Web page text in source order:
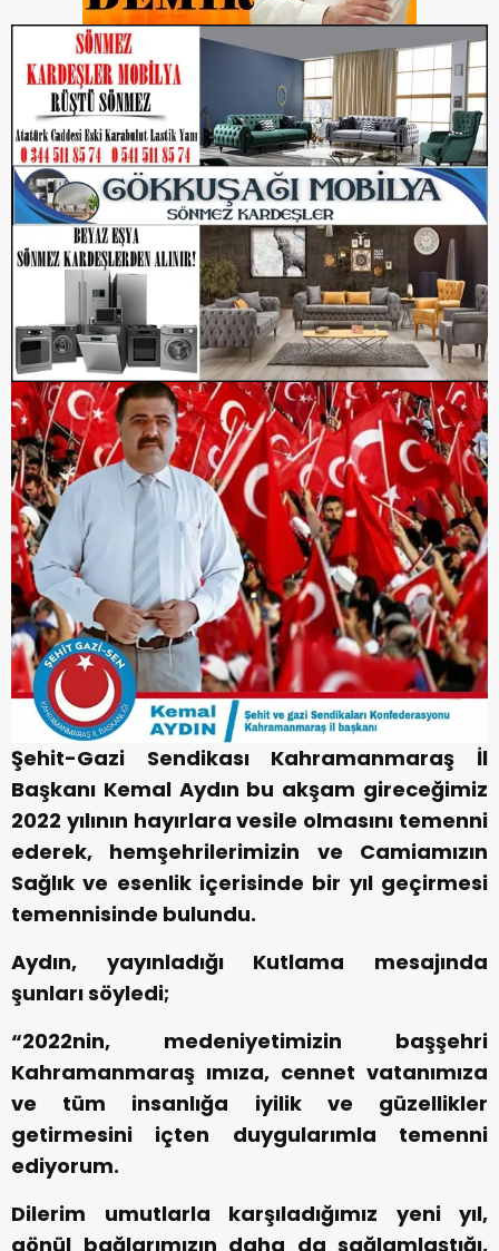
Şehit-Gazi Sendikası Kahramanmaraş İl
Başkanı Kemal Aydın bu akşam gireceğimiz
2022 yılının hayırlara vesile olmasını temenni
ederek, hemşehrilerimizin ve Camiamızın
Sağlık ve esenlik içerisinde bir yıl geçirmesi
temennisinde bulundu.
Aydın, yayınladığı Kutlama mesajında
şunları söyledi;
“2022nin, medeniyetimizin başşehri
Kahramanmaraş ımıza, cennet vatanımıza
ve tüm insanlığa iyilik ve güzellikler
getirmesini içten duygularımla temenni
ediyorum.
Dilerim umutlarla karşıladığımız yeni yıl,
gönül bağlarımızın daha da sağlamlaştığı,